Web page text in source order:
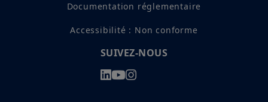
Documentation réglementaire
Accessibilité : Non conforme
SUIVEZ-NOUS